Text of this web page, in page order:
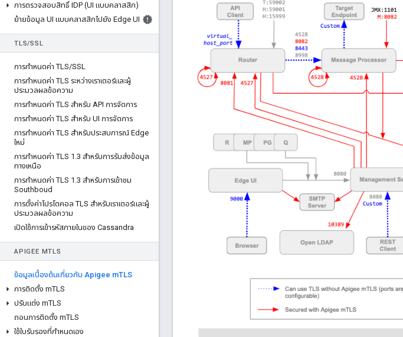
การตรวจสอบสิทธิ์ IDP (UI แบบคลาสสิก)
ย้ายข้อมูล UI แบบคลาสสิกไปยัง Edge UI
TLS/SSL
การกําหนดค่า TLS/SSL
การกําหนดค่า TLS ระหว่างเราเตอร์และผู้
ประมวลผลข้อความ
การกําหนดค่า TLS สําหรับ API การจัดการ
การกําหนดค่า TLS สําหรับ UI การจัดการ
การกําหนดค่า TLS สําหรับประสบการณ์ Edge
ใหม่
การกําหนดค่า TLS 1 .3 สําหรับการรับส่งข้อมูล
ทางเหนือ
การกําหนดค่า TLS 1 .3 สําหรับการเข้าชม
Southboud
การตั้งค่าโปรโตคอล TLS สําหรับเราเตอร์และผู้
ประมวลผลข้อความ
เปิดใช้การเข้ารหัสภายในของ Cassandra
APIGEE MTLS
ข้อมูลเบื้องต้นเกี่ยวกับ Apigee mTLS
การติดตั้ง mTLS
ปรับแต่ง mTLS
ถอนการติดตั้ง mTLS
ใช้ใบรับรองที่กําหนดเอง